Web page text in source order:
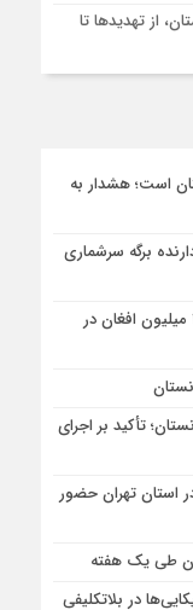
از تهدیدها تا
است؛ هشدار به
برگه سرشماری
یونیسف: ارائه خدمات پزشکی و تغذیه به ۲۰ میلیون افغان در
تأکید بر اجرای
استان تهران حضور
آمریکایی‌ها در بلاتکلیفی